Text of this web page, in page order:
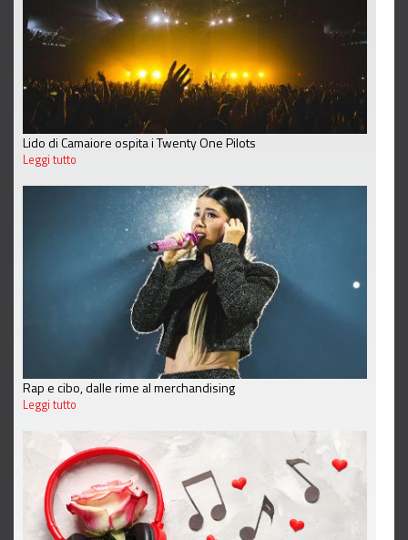
Lido di Camaiore ospita i Twenty One Pilots
Leggi tutto
Rap e cibo, dalle rime al merchandising
Leggi tutto